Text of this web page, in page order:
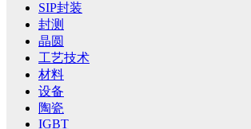
SIP封装
封测
晶圆
工艺技术
材料
设备
陶瓷
IGBT